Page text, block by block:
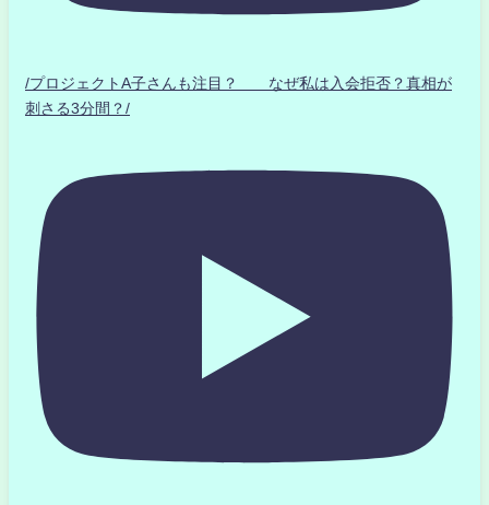
/プロジェクトA子さんも注目？ なぜ私は入会拒否？真相が
刺さる3分間？/